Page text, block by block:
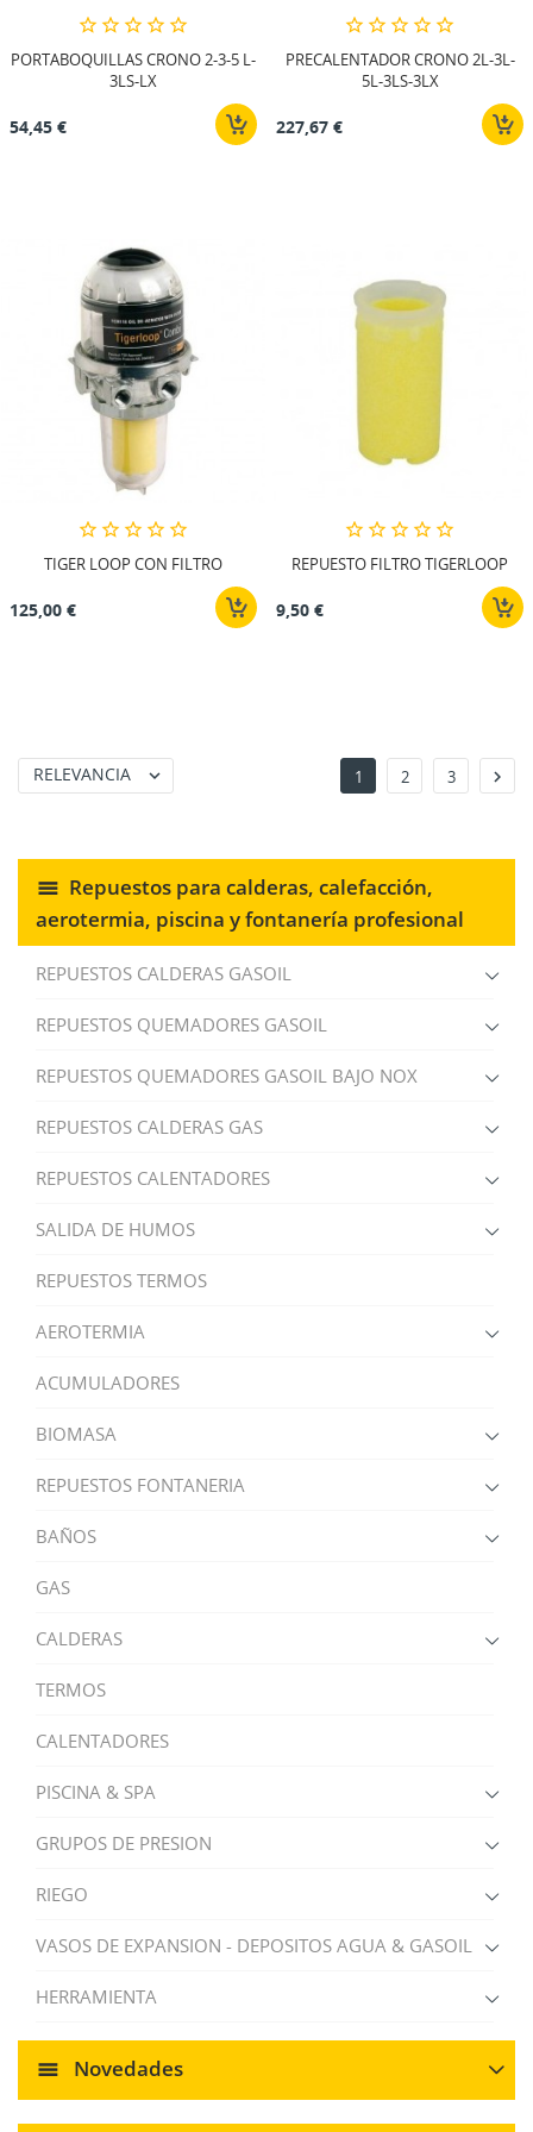
Repuestos para calderas, calefacción,
aerotermia, piscina y fontanería profesional
REPUESTOS CALDERAS GASOIL
REPUESTOS QUEMADORES GASOIL
REPUESTOS QUEMADORES GASOIL BAJO NOX
REPUESTOS CALDERAS GAS
REPUESTOS CALENTADORES
SALIDA DE HUMOS
REPUESTOS TERMOS
AEROTERMIA
ACUMULADORES
BIOMASA
REPUESTOS FONTANERIA
BAÑOS
GAS
CALDERAS
TERMOS
CALENTADORES
PISCINA & SPA
GRUPOS DE PRESION
RIEGO
VASOS DE EXPANSION - DEPOSITOS AGUA & GASOIL
HERRAMIENTA
Novedades
PORTABOQUILLAS CRONO 2-3-5 L-
3LS-LX
54,45 €
PRECALENTADOR CRONO 2L-3L-
5L-3LS-3LX
227,67 €
TIGER LOOP CON FILTRO
125,00 €
REPUESTO FILTRO TIGERLOOP
9,50 €
RELEVANCIA  1 2 3 